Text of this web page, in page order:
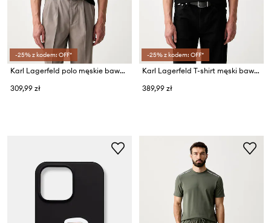
-25% z kodem: OFF*
Karl Lagerfeld polo męskie bawełniane z elastanem
309,99 zł
-25% z kodem: OFF*
Karl Lagerfeld T-shirt męski bawełniany z elastanem
389,99 zł